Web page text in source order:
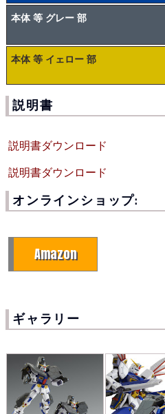
本体 等 グレー 部
本体 等 イェロー 部
説明書
説明書ダウンロード
説明書ダウンロード
オンラインショップ:
Amazon
ギャラリー